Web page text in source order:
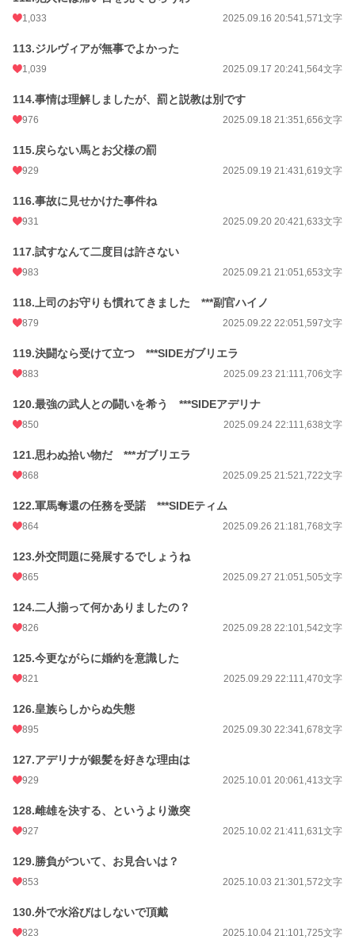
1,033 2025.09.16 20:541,571文字
113.ジルヴィアが無事でよかった
1,039 2025.09.17 20:241,564文字
114.事情は理解しましたが、罰と説教は別です
976 2025.09.18 21:351,656文字
115.戻らない馬とお父様の罰
929 2025.09.19 21:431,619文字
116.事故に見せかけた事件ね
931 2025.09.20 20:421,633文字
117.試すなんて二度目は許さない
983 2025.09.21 21:051,653文字
118.上司のお守りも慣れてきました ***副官ハイノ
879 2025.09.22 22:051,597文字
119.決闘なら受けて立つ ***SIDEガブリエラ
883 2025.09.23 21:111,706文字
120.最強の武人との闘いを希う ***SIDEアデリナ
850 2025.09.24 22:111,638文字
121.思わぬ拾い物だ ***ガブリエラ
868 2025.09.25 21:521,722文字
122.軍馬奪還の任務を受諾 ***SIDEティム
864 2025.09.26 21:181,768文字
123.外交問題に発展するでしょうね
865 2025.09.27 21:051,505文字
124.二人揃って何かありましたの？
826 2025.09.28 22:101,542文字
125.今更ながらに婚約を意識した
821 2025.09.29 22:111,470文字
126.皇族らしからぬ失態
895 2025.09.30 22:341,678文字
127.アデリナが銀髪を好きな理由は
929 2025.10.01 20:061,413文字
128.雌雄を決する、というより激突
927 2025.10.02 21:411,631文字
129.勝負がついて、お見合いは？
853 2025.10.03 21:301,572文字
130.外で水浴びはしないで頂戴
823 2025.10.04 21:101,725文字